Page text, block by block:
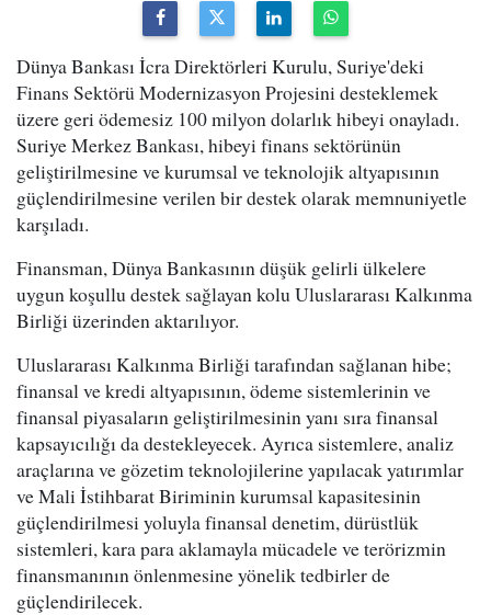
Dünya Bankası İcra Direktörleri Kurulu, Suriye'deki
Finans Sektörü Modernizasyon Projesini desteklemek
üzere geri ödemesiz 100 milyon dolarlık hibeyi onayladı.
Suriye Merkez Bankası, hibeyi finans sektörünün
geliştirilmesine ve kurumsal ve teknolojik altyapısının
güçlendirilmesine verilen bir destek olarak memnuniyetle
karşıladı.
Finansman, Dünya Bankasının düşük gelirli ülkelere
uygun koşullu destek sağlayan kolu Uluslararası Kalkınma
Birliği üzerinden aktarılıyor.
Uluslararası Kalkınma Birliği tarafından sağlanan hibe;
finansal ve kredi altyapısının, ödeme sistemlerinin ve
finansal piyasaların geliştirilmesinin yanı sıra finansal
kapsayıcılığı da destekleyecek. Ayrıca sistemlere, analiz
araçlarına ve gözetim teknolojilerine yapılacak yatırımlar
ve Mali İstihbarat Biriminin kurumsal kapasitesinin
güçlendirilmesi yoluyla finansal denetim, dürüstlük
sistemleri, kara para aklamayla mücadele ve terörizmin
finansmanının önlenmesine yönelik tedbirler de
güçlendirilecek.